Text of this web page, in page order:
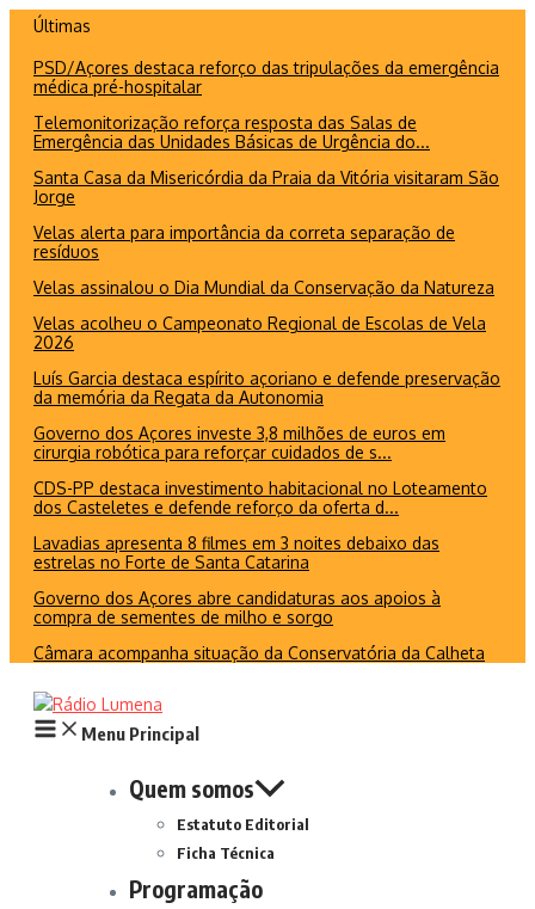
conteúdo
Últimas
PSD/Açores destaca reforço das tripulações da emergência
médica pré-hospitalar
Telemonitorização reforça resposta das Salas de
Emergência das Unidades Básicas de Urgência do...
Santa Casa da Misericórdia da Praia da Vitória visitaram São
Jorge
Velas alerta para importância da correta separação de
resíduos
Velas assinalou o Dia Mundial da Conservação da Natureza
Velas acolheu o Campeonato Regional de Escolas de Vela
2026
Luís Garcia destaca espírito açoriano e defende preservação
da memória da Regata da Autonomia
Governo dos Açores investe 3,8 milhões de euros em
cirurgia robótica para reforçar cuidados de s...
CDS-PP destaca investimento habitacional no Loteamento
dos Casteletes e defende reforço da oferta d...
Lavadias apresenta 8 filmes em 3 noites debaixo das
estrelas no Forte de Santa Catarina
Governo dos Açores abre candidaturas aos apoios à
compra de sementes de milho e sorgo
Câmara acompanha situação da Conservatória da Calheta
Menu Principal
Quem somos
Estatuto Editorial
Ficha Técnica
Programação